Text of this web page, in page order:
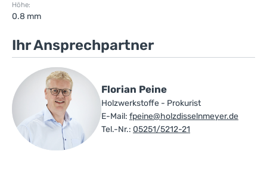
Höhe:
0.8 mm
Ihr Ansprechpartner
Florian Peine
Holzwerkstoffe - Prokurist
E-Mail: fpeine@holzdisselnmeyer.de
Tel.-Nr.: 05251/5212-21